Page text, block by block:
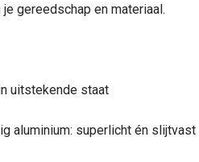
gereedschap en materiaal.
uitstekende staat
aluminium: superlicht én slijtvast